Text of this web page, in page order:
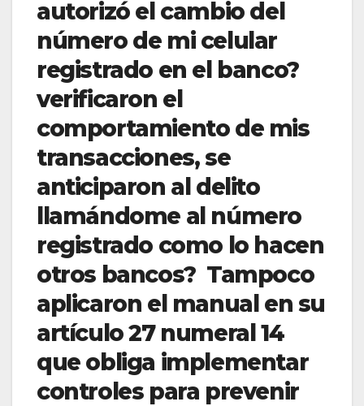
autorizó el cambio del
número de mi celular
registrado en el banco?
verificaron el
comportamiento de mis
transacciones, se
anticiparon al delito
llamándome al número
registrado como lo hacen
otros bancos? Tampoco
aplicaron el manual en su
artículo 27 numeral 14
que obliga implementar
controles para prevenir